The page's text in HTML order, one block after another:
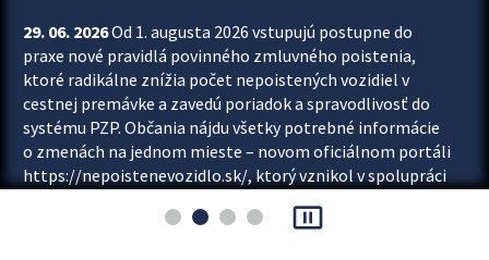
29. 06. 2026Od 1. augusta 2026 vstupujú postupne do
praxe nové pravidlá povinného zmluvného poistenia,
ktoré radikálne znížia počet nepoistených vozidiel v
cestnej premávke a zavedú poriadok a spravodlivosť do
systému PZP. Občania nájdu všetky potrebné informácie
o zmenách na jednom mieste – novom oficiálnom portáli
https://nepoistenevozidlo.sk/, ktorý vznikol v spolupráci
asociácie poisťovní (SLASPO) a Ministerstva vnútra SR.
pause_presentation